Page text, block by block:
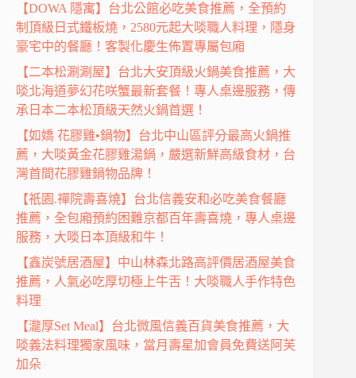
【DOWA 隱寓】台北公館必吃美食推薦，全預約
制頂級日式鐵板燒，2580元起大啖職人料理，隱身
豪宅中的餐廳！客製化慶生佈置專屬包廂
【二本松涮涮屋】台北大安頂級火鍋美食推薦，大
啖北海道夢幻花咲蟹最新套餐！專人桌邊服務，傳
承日本二本松頂級天然火鍋首選！
【如嬌 花膠雞•鍋物】台北中山區評分最高火鍋推
薦，大啖黃金花膠雞湯鍋，嚴選新鮮高級食材，台
灣首間花膠雞鍋物品牌！
【祇園.禪院壽喜燒】台北信義安和必吃美食餐廳
推薦，全包廂預約困難京都百年壽喜燒，專人桌邊
服務，大啖日本頂級和牛！
【鑫炭號居酒屋】中山林森北路高評價居酒屋美食
推薦，人氣必吃厚切極上牛舌！大啖職人手作特色
料理
【瀧厚Set Meal】台北微風信義百貨美食推薦，大
啖義法料理獨家風味，當月壽星加會員免費送阿芙
加朵